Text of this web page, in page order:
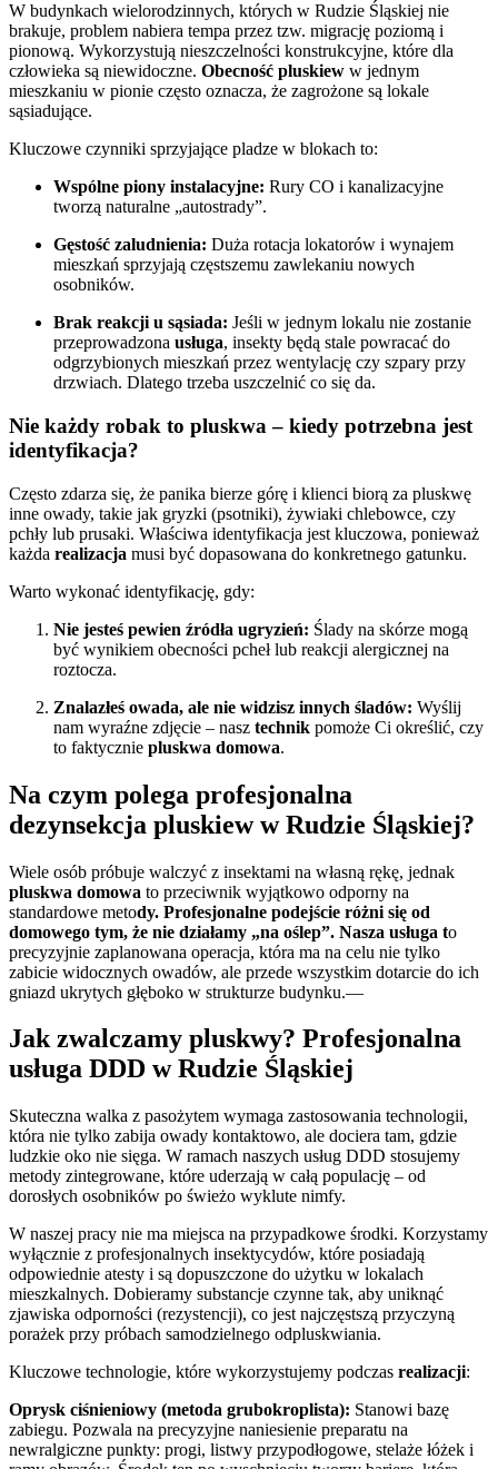
W budynkach wielorodzinnych, których w Rudzie Śląskiej nie
brakuje, problem nabiera tempa przez tzw. migrację poziomą i
pionową. Wykorzystują nieszczelności konstrukcyjne, które dla
człowieka są niewidoczne. Obecność pluskiew w jednym
mieszkaniu w pionie często oznacza, że zagrożone są lokale
sąsiadujące.
Kluczowe czynniki sprzyjające pladze w blokach to:
Wspólne piony instalacyjne: Rury CO i kanalizacyjne
tworzą naturalne „autostrady”.
Gęstość zaludnienia: Duża rotacja lokatorów i wynajem
mieszkań sprzyjają częstszemu zawlekaniu nowych
osobników.
Brak reakcji u sąsiada: Jeśli w jednym lokalu nie zostanie
przeprowadzona usługa, insekty będą stale powracać do
odgrzybionych mieszkań przez wentylację czy szpary przy
drzwiach. Dlatego trzeba uszczelnić co się da.
Nie każdy robak to pluskwa – kiedy potrzebna jest
identyfikacja?
Często zdarza się, że panika bierze górę i klienci biorą za pluskwę
inne owady, takie jak gryzki (psotniki), żywiaki chlebowce, czy
pchły lub prusaki. Właściwa identyfikacja jest kluczowa, ponieważ
każda realizacja musi być dopasowana do konkretnego gatunku.
Warto wykonać identyfikację, gdy:
Nie jesteś pewien źródła ugryzień: Ślady na skórze mogą
być wynikiem obecności pcheł lub reakcji alergicznej na
roztocza.
Znalazłeś owada, ale nie widzisz innych śladów: Wyślij
nam wyraźne zdjęcie – nasz technik pomoże Ci określić, czy
to faktycznie pluskwa domowa.
Na czym polega profesjonalna
dezynsekcja pluskiew w Rudzie Śląskiej?
Wiele osób próbuje walczyć z insektami na własną rękę, jednak
pluskwa domowa to przeciwnik wyjątkowo odporny na
standardowe metody. Profesjonalne podejście różni się od
domowego tym, że nie działamy „na oślep”. Nasza usługa to
precyzyjnie zaplanowana operacja, która ma na celu nie tylko
zabicie widocznych owadów, ale przede wszystkim dotarcie do ich
gniazd ukrytych głęboko w strukturze budynku.—
Jak zwalczamy pluskwy? Profesjonalna
usługa DDD w Rudzie Śląskiej
Skuteczna walka z pasożytem wymaga zastosowania technologii,
która nie tylko zabija owady kontaktowo, ale dociera tam, gdzie
ludzkie oko nie sięga. W ramach naszych usług DDD stosujemy
metody zintegrowane, które uderzają w całą populację – od
dorosłych osobników po świeżo wyklute nimfy.
W naszej pracy nie ma miejsca na przypadkowe środki. Korzystamy
wyłącznie z profesjonalnych insektycydów, które posiadają
odpowiednie atesty i są dopuszczone do użytku w lokalach
mieszkalnych. Dobieramy substancje czynne tak, aby uniknąć
zjawiska odporności (rezystencji), co jest najczęstszą przyczyną
porażek przy próbach samodzielnego odpluskwiania.
Kluczowe technologie, które wykorzystujemy podczas realizacji:
Oprysk ciśnieniowy (metoda grubokroplista): Stanowi bazę
zabiegu. Pozwala na precyzyjne naniesienie preparatu na
newralgiczne punkty: progi, listwy przypodłogowe, stelaże łóżek i